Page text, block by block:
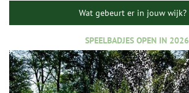
Wat gebeurt er in jouw wijk?
SPEELBADJES OPEN IN 2026